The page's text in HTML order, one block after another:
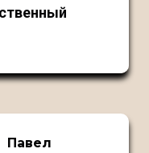
Павел